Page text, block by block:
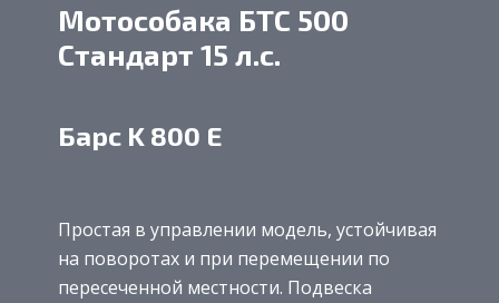
Мотособака БТС 500
Стандарт 15 л.с.
Барс K 800 E
Простая в управлении модель, устойчивая
на поворотах и при перемещении по
пересеченной местности. Подвеска